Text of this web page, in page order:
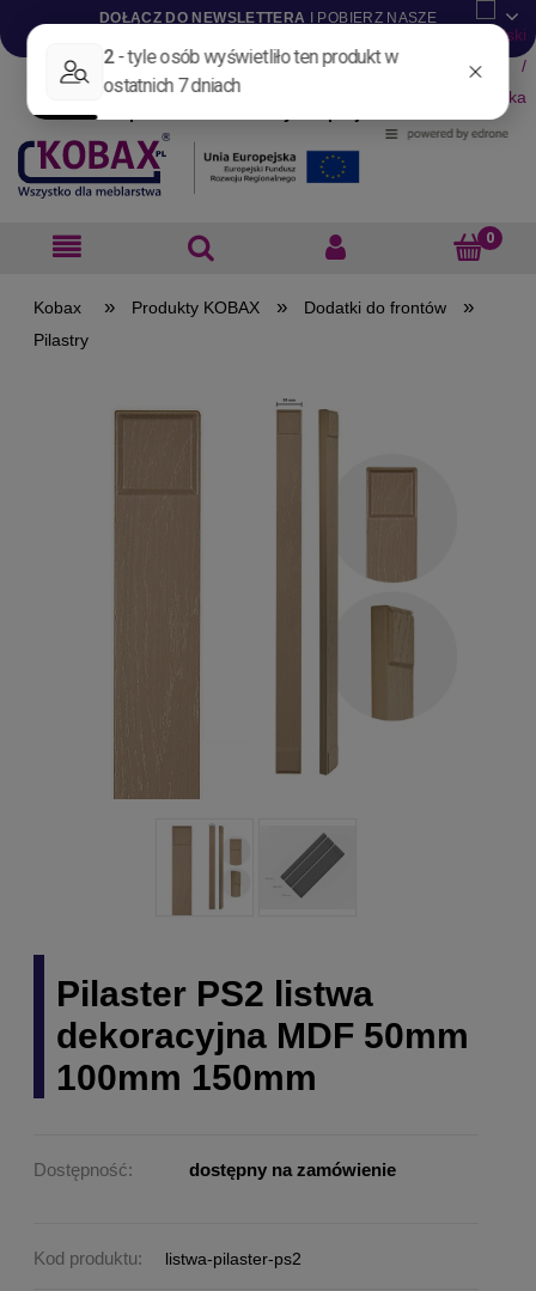
DOŁĄCZ DO NEWSLETTERA I POBIERZ NASZE
Aktualności Nowości
Blog
Pliki do pobrania
» Produkty KOBAX » Dodatki do frontów »
Pilastry
Pilaster PS2 listwa
dekoracyjna MDF 50mm
100mm 150mm
Dostępność: dostępny na zamówienie
Kod produktu: listwa-pilaster-ps2